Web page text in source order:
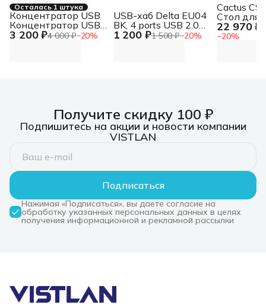
Осталась 1 штука
3 200 ₽4 000 ₽−20%
Концентратор USB
Концентратор USB
3.0, 7xUSB 3.0,
1 200 ₽1 500 ₽−20%
USB-хаб Delta EU04
BK, 4 ports USB 2.0
Hub Delta EU04 BK, 4
22 970 ₽
−20%
Cactus
Стол для
Получите скидку 100 ₽
Подпишитесь на акции и новости компании
VISTLAN
Подписаться
Нажимая «Подписаться», вы даете согласие на
обработку указанных персональных данных в целях
получения информационной и рекламной рассылки